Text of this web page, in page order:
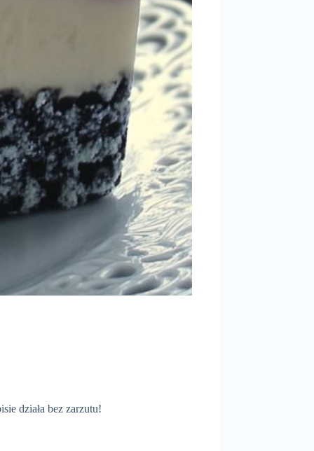
działa bez zarzutu!